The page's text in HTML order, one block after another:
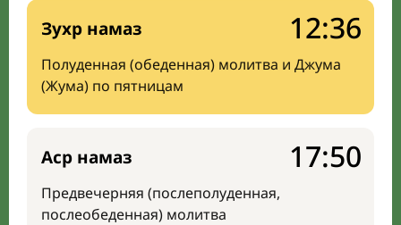
Зухр намаз
Полуденная (обеденная) молитва и Джума
(Жума) по пятницам
12:36
Аср намаз
Предвечерняя (послеполуденная,
послеобеденная) молитва
17:50